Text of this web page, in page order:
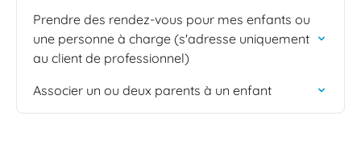
Prendre des rendez-vous pour mes enfants ou
une personne à charge (s'adresse uniquement
au client de professionnel)
Associer un ou deux parents à un enfant